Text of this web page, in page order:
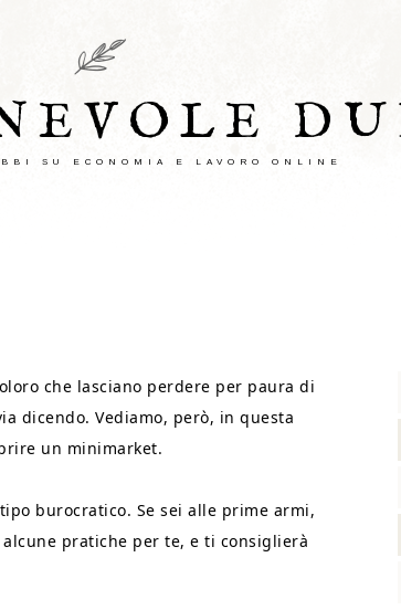
SU ECONOMIA E LAVORO ONLINE
che lasciano perdere per paura di
dicendo. Vediamo, però, in questa
un minimarket.
burocratico. Se sei alle prime armi,
pratiche per te, e ti consiglierà